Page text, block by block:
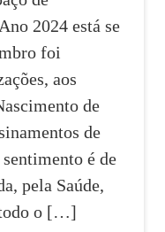
2024 está se
foi
aos
de
de
é de
pela Saúde,
todo o […]